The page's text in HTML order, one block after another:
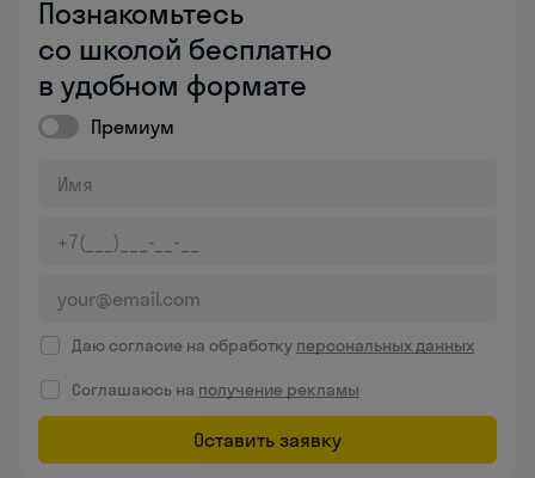
Познакомьтесь
со школой бесплатно
в удобном формате
Премиум
Даю согласие на обработку персональных данных
Соглашаюсь на получение рекламы
Оставить заявку